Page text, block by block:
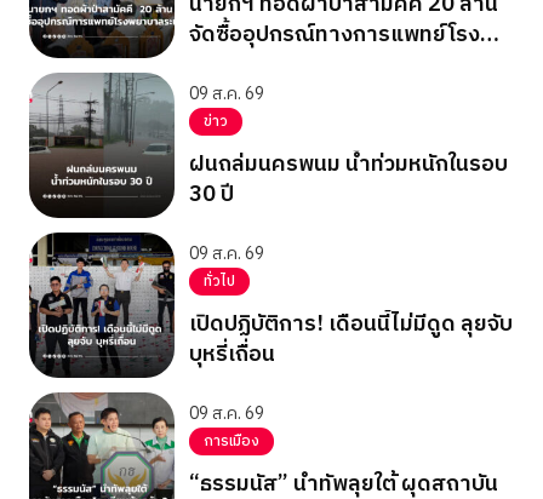
จัดซื้ออุปกรณ์ทางการแพทย์โรง
09 ส.ค. 69
ข่าว
ฝนถล่มนครพนม น้ำท่วมหนักในรอบ
30 ปี
09 ส.ค. 69
ทั่วไป
เปิดปฏิบัติการ! เดือนนี้ไม่มีดูด ลุยจับ
บุหรี่เถื่อน
09 ส.ค. 69
การเมือง
“ธรรมนัส” นำทัพลุยใต้ ผุดสถาบัน